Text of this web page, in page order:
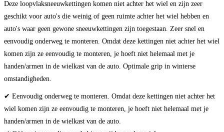
Deze loopvlaksneeuwkettingen komen niet achter het wiel en zijn zeer
geschikt voor auto's die weinig of geen ruimte achter het wiel hebben en
auto's waar geen gewone sneeuwkettingen zijn toegestaan. Zeer snel en
eenvoudig onderweg te monteren. Omdat deze kettingen niet achter het wiel
komen zijn ze eenvoudig te monteren, je hoeft niet helemaal met je
handen/armen in de wielkast van de auto. Optimale grip in winterse
omstandigheden.
✔ Eenvoudig onderweg te monteren. Omdat deze kettingen niet achter het
wiel komen zijn ze eenvoudig te monteren, je hoeft niet helemaal met je
handen/armen in de wielkast van de auto.